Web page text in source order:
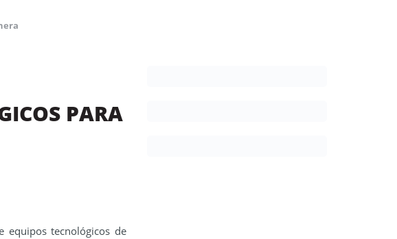
PARA
equipos tecnológicos de